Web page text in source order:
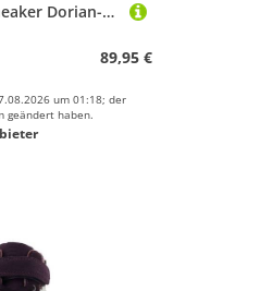
Lurchi Lurchi Sneaker Dorian-TEX Sneaker
89,95 €
um 01:18; der
geändert haben.